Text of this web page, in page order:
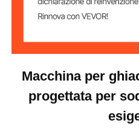
ghiaccio
/
Macchina per
progettata per